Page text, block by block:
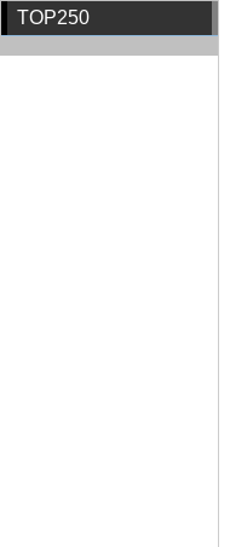
TOP250